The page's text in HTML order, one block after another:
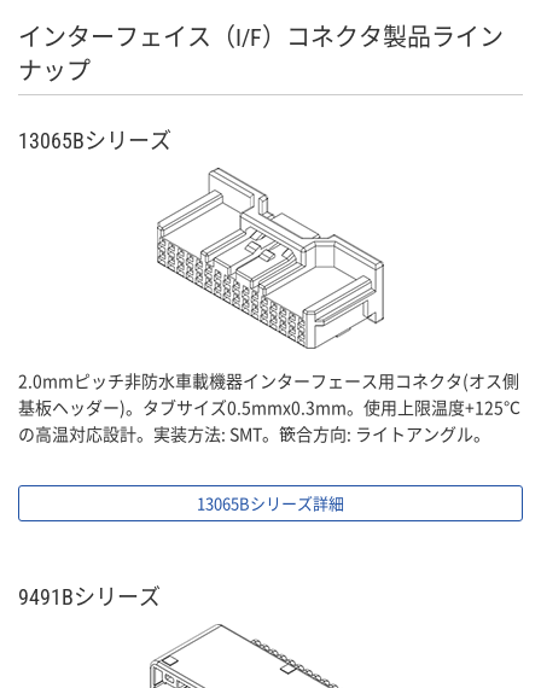
インターフェイス（I/F）コネクタ製品ライン
ナップ
13065Bシリーズ
2.0mmピッチ非防水車載機器インターフェース用コネクタ(オス側
基板ヘッダー)。タブサイズ0.5mmx0.3mm。使用上限温度+125℃
の高温対応設計。実装方法: SMT。篏合方向: ライトアングル。
13065Bシリーズ詳細
9491Bシリーズ